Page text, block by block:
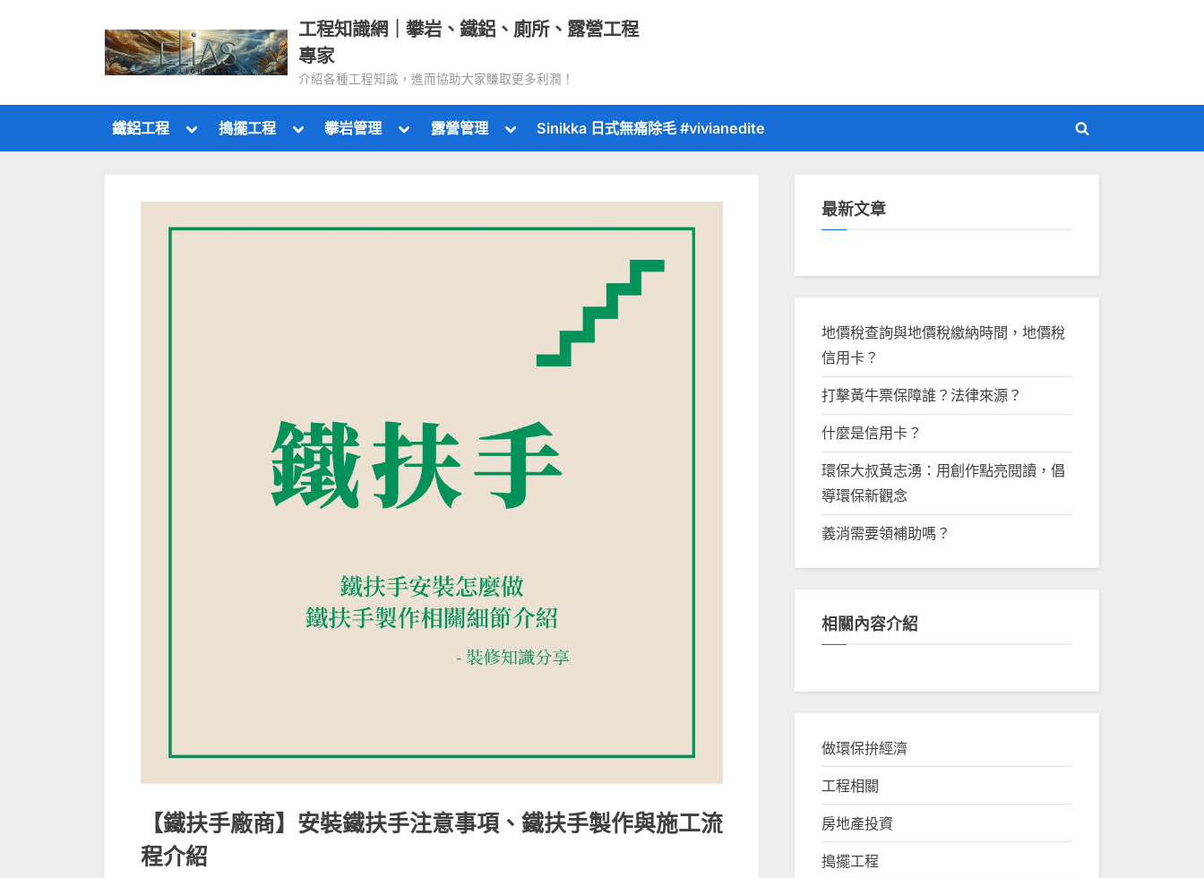
工程知識網｜攀岩、鐵鋁、廁所、露營工程
專家
介紹各種工程知識，進而協助大家賺取更多利潤！
鐵鋁工程
Toggle
menu
搗擺工程
Toggle
menu
攀岩管理
Toggle
menu
露營管理
Toggle
menu
Sinikka 日式無痛除毛 #vivianedite
Toggle
【鐵扶手廠商】安裝鐵扶手注意事項、鐵扶手製作與施工流
程介紹
最新文章
地價稅查詢與地價稅繳納時間，地價稅
信用卡？
打擊黃牛票保障誰？法律來源？
什麼是信用卡？
環保大叔黃志湧：用創作點亮閱讀，倡
導環保新觀念
義消需要領補助嗎？
相關內容介紹
做環保拚經濟
工程相關
房地產投資
搗擺工程